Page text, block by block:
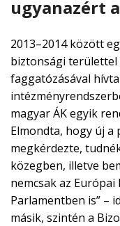
ugyanazért
2013–2014 között
biztonsági területtel
faggatózásával
magyar ÁK egyik
Elmondta, hogy új a
megkérdezte,
közegben, illetve
nemcsak az
Parlamentben is” –
másik, szintén a